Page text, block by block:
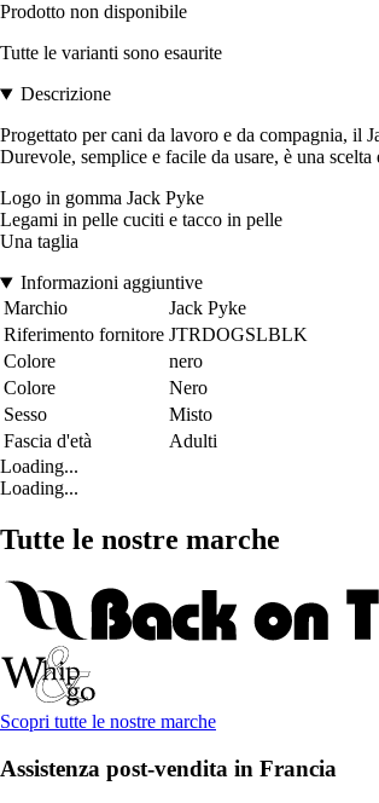
Prodotto non disponibile
Tutte le varianti sono esaurite
Descrizione
Progettato per cani da lavoro e da compagnia, il
Durevole, semplice e facile da usare, è una
Logo in gomma Jack Pyke
Legami in pelle cuciti e tacco in pelle
Una taglia
Informazioni aggiuntive
Marchio
Jack Pyke
Riferimento fornitore JTRDOGSLBLK
Colore
nero
Colore
Nero
Sesso
Misto
Fascia d'età
Adulti
Loading...
Loading...
Tutte le nostre marche
Scopri tutte le nostre marche
Assistenza post-vendita in Francia